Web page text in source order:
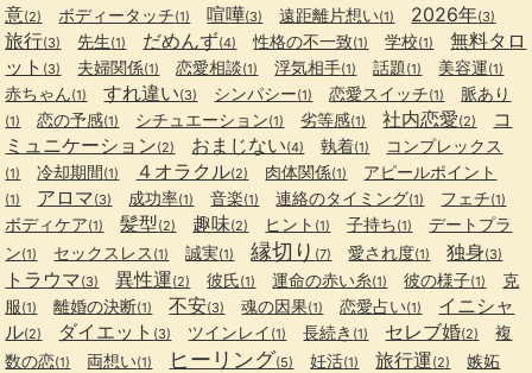
意(2) ボディータッチ(1) 喧嘩(3) 遠距離片想い(1) 2026年(3)
旅行(3) 先生(1) だめんず(4) 性格の不一致(1) 学校(1)
無料タロ
ット (3) 夫婦関係(1) 恋愛相談(1) 浮気相手(1) 話題(1) 美容運(1)
赤ちゃん(1) すれ違い(3) シンパシー(1) 恋愛スイッチ(1) 脈あり
(1) 恋の予感(1) シチュエーション(1) 劣等感(1) 社内恋愛(2)
コ
ミュニケーション(2) おまじない(4) 執着(1) コンプレックス
(1) 冷却期間(1) ４オラクル(2) 肉体関係(1) アピールポイント
(1) アロマ(3) 成功率(1) 音楽(1) 連絡のタイミング(1) フェチ(1)
ボディケア(1) 髪型(2) 趣味(2) ヒント (1) 子持ち(1)
デートプラ
ン(1) セックスレス (1) 誠実(1) 縁切り (7) 愛され度(1) 独身(3)
トラウマ(3) 異性運(2) 彼氏(1) 運命の赤い糸(1) 彼の様子(1)
克
服(1) 離婚の決断(1) 不安(3) 魂の因果(1) 恋愛占い(1)
イニシャ
ル(2) ダイエット (3) ツインレイ (1) 長続き (1) セレブ婚(2)
複
数の恋(1) 両想い(1) ヒーリング(5) 妊活(1) 旅行運(2) 嫉妬